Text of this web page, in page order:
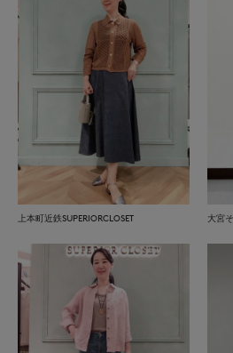
上本町近鉄SUPERIORCLOSET 大宮